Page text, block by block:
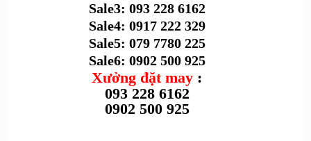
Sale3: 093 228 6162
Sale4: 0917 222 329
Sale5: 079 7780 225
Sale6: 0902 500 925
Xưởng đặt may :
093 228 6162
0902 500 925